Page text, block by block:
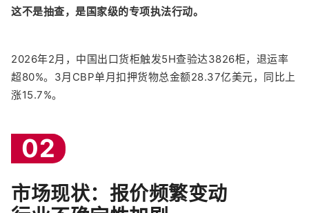
这不是抽查，是国家级的专项执法行动。
2026年2月，中国出口货柜触发5H查验达3826柜，退运率
超80%。3月CBP单月扣押货物总金额28.37亿美元，同比上
涨15.7%。
02
市场现状：报价频繁变动